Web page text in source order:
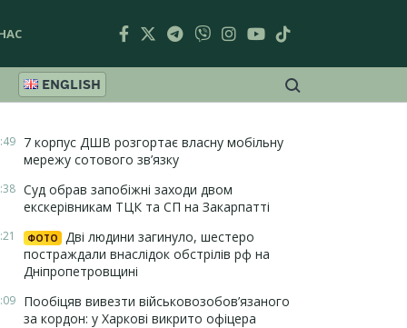
ENGLISH
7 корпус ДШВ розгортає власну мобільну
мережу сотового зв’язку
Суд обрав запобіжні заходи двом
екскерівникам ТЦК та СП на Закарпатті
ФОТО
Дві людини загинуло, шестеро
постраждали внаслідок обстрілів рф на
Дніпропетровщині
Пообіцяв вивезти військовозобов’язаного
за кордон: у Харкові викрито офіцера